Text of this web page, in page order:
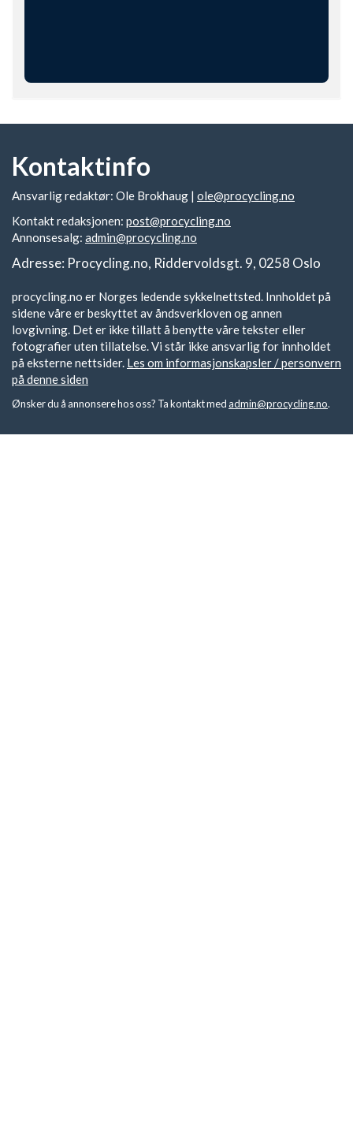
Kontaktinfo
Ansvarlig redaktør: Ole Brokhaug | ole@procycling.no
Kontakt redaksjonen: post@procycling.no
Annonsesalg: admin@procycling.no
Adresse: Procycling.no, Riddervoldsgt. 9, 0258 Oslo
procycling.no er Norges ledende sykkelnettsted. Innholdet på
sidene våre er beskyttet av åndsverkloven og annen
lovgivning. Det er ikke tillatt å benytte våre tekster eller
fotografier uten tillatelse. Vi står ikke ansvarlig for innholdet
på eksterne nettsider. Les om informasjonskapsler / personvern
på denne siden
Ønsker du å annonsere hos oss? Ta kontakt medadmin@procycling.no.